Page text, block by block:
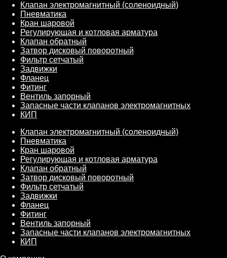
Клапан электромагнитный (соленоидный)
Пневматика
Кран шаровой
Регулирующая и котловая арматура
Клапан обратный
Затвор дисковый поворотный
Фильтр сетчатый
Задвижки
Фланец
Фитинг
Вентиль запорный
Запасные части клапанов электромагнитных
КИП
Клапан электромагнитный (соленоидный)
Пневматика
Кран шаровой
Регулирующая и котловая арматура
Клапан обратный
Затвор дисковый поворотный
Фильтр сетчатый
Задвижки
Фланец
Фитинг
Вентиль запорный
Запасные части клапанов электромагнитных
КИП